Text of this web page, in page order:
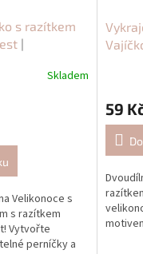
s razítkem
|
Skladem
Velikonoce s
s razítkem
Vytvořte
perníčky a
59